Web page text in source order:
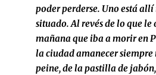
poder perderse. Uno está
situado. Al revés de lo que
mañana que iba a morir en
la ciudad amanecer siempre
peine, de la pastilla de